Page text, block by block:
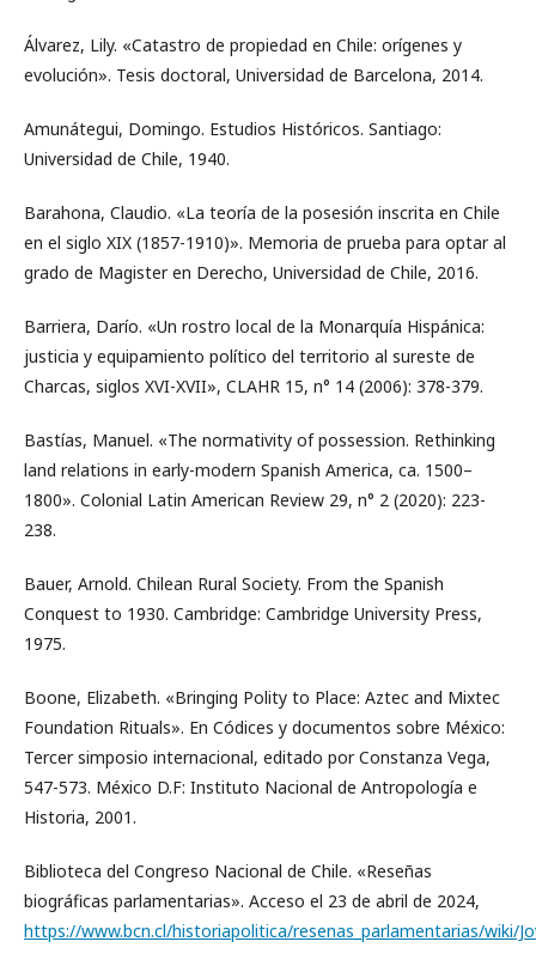
Álvarez, Lily. «Catastro de propiedad en Chile: orígenes y
evolución». Tesis doctoral, Universidad de Barcelona, 2014.
Amunátegui, Domingo. Estudios Históricos. Santiago:
Universidad de Chile, 1940.
Barahona, Claudio. «La teoría de la posesión inscrita en Chile
en el siglo XIX (1857-1910)». Memoria de prueba para optar al
grado de Magister en Derecho, Universidad de Chile, 2016.
Barriera, Darío. «Un rostro local de la Monarquía Hispánica:
justicia y equipamiento político del territorio al sureste de
Charcas, siglos XVI-XVII», CLAHR 15, n° 14 (2006): 378-379.
Bastías, Manuel. «The normativity of possession. Rethinking
land relations in early-modern Spanish America, ca. 1500–
1800». Colonial Latin American Review 29, n° 2 (2020): 223-
238.
Bauer, Arnold. Chilean Rural Society. From the Spanish
Conquest to 1930. Cambridge: Cambridge University Press,
1975.
Boone, Elizabeth. «Bringing Polity to Place: Aztec and Mixtec
Foundation Rituals». En Códices y documentos sobre México:
Tercer simposio internacional, editado por Constanza Vega,
547-573. México D.F: Instituto Nacional de Antropología e
Historia, 2001.
Biblioteca del Congreso Nacional de Chile. «Reseñas
biográficas parlamentarias». Acceso el 23 de abril de 2024,
https://www.bcn.cl/historiapolitica/resenas_parlamentarias/wiki/